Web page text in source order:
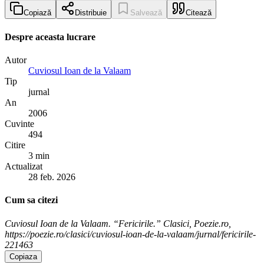
Copiază Distribuie Salvează Citează
Despre aceasta lucrare
Autor
Cuviosul Ioan de la Valaam
Tip
jurnal
An
2006
Cuvinte
494
Citire
3 min
Actualizat
28 feb. 2026
Cum sa citezi
Cuviosul Ioan de la Valaam. “Fericirile.” Clasici, Poezie.ro,
https://poezie.ro/clasici/cuviosul-ioan-de-la-valaam/jurnal/fericirile-
221463
Copiaza